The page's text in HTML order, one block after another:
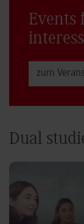
Events
zum
Dual